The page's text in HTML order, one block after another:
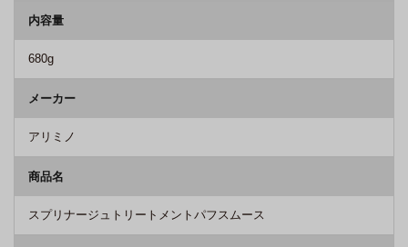
内容量
680g
メーカー
アリミノ
商品名
スプリナージュトリートメントパフスムース